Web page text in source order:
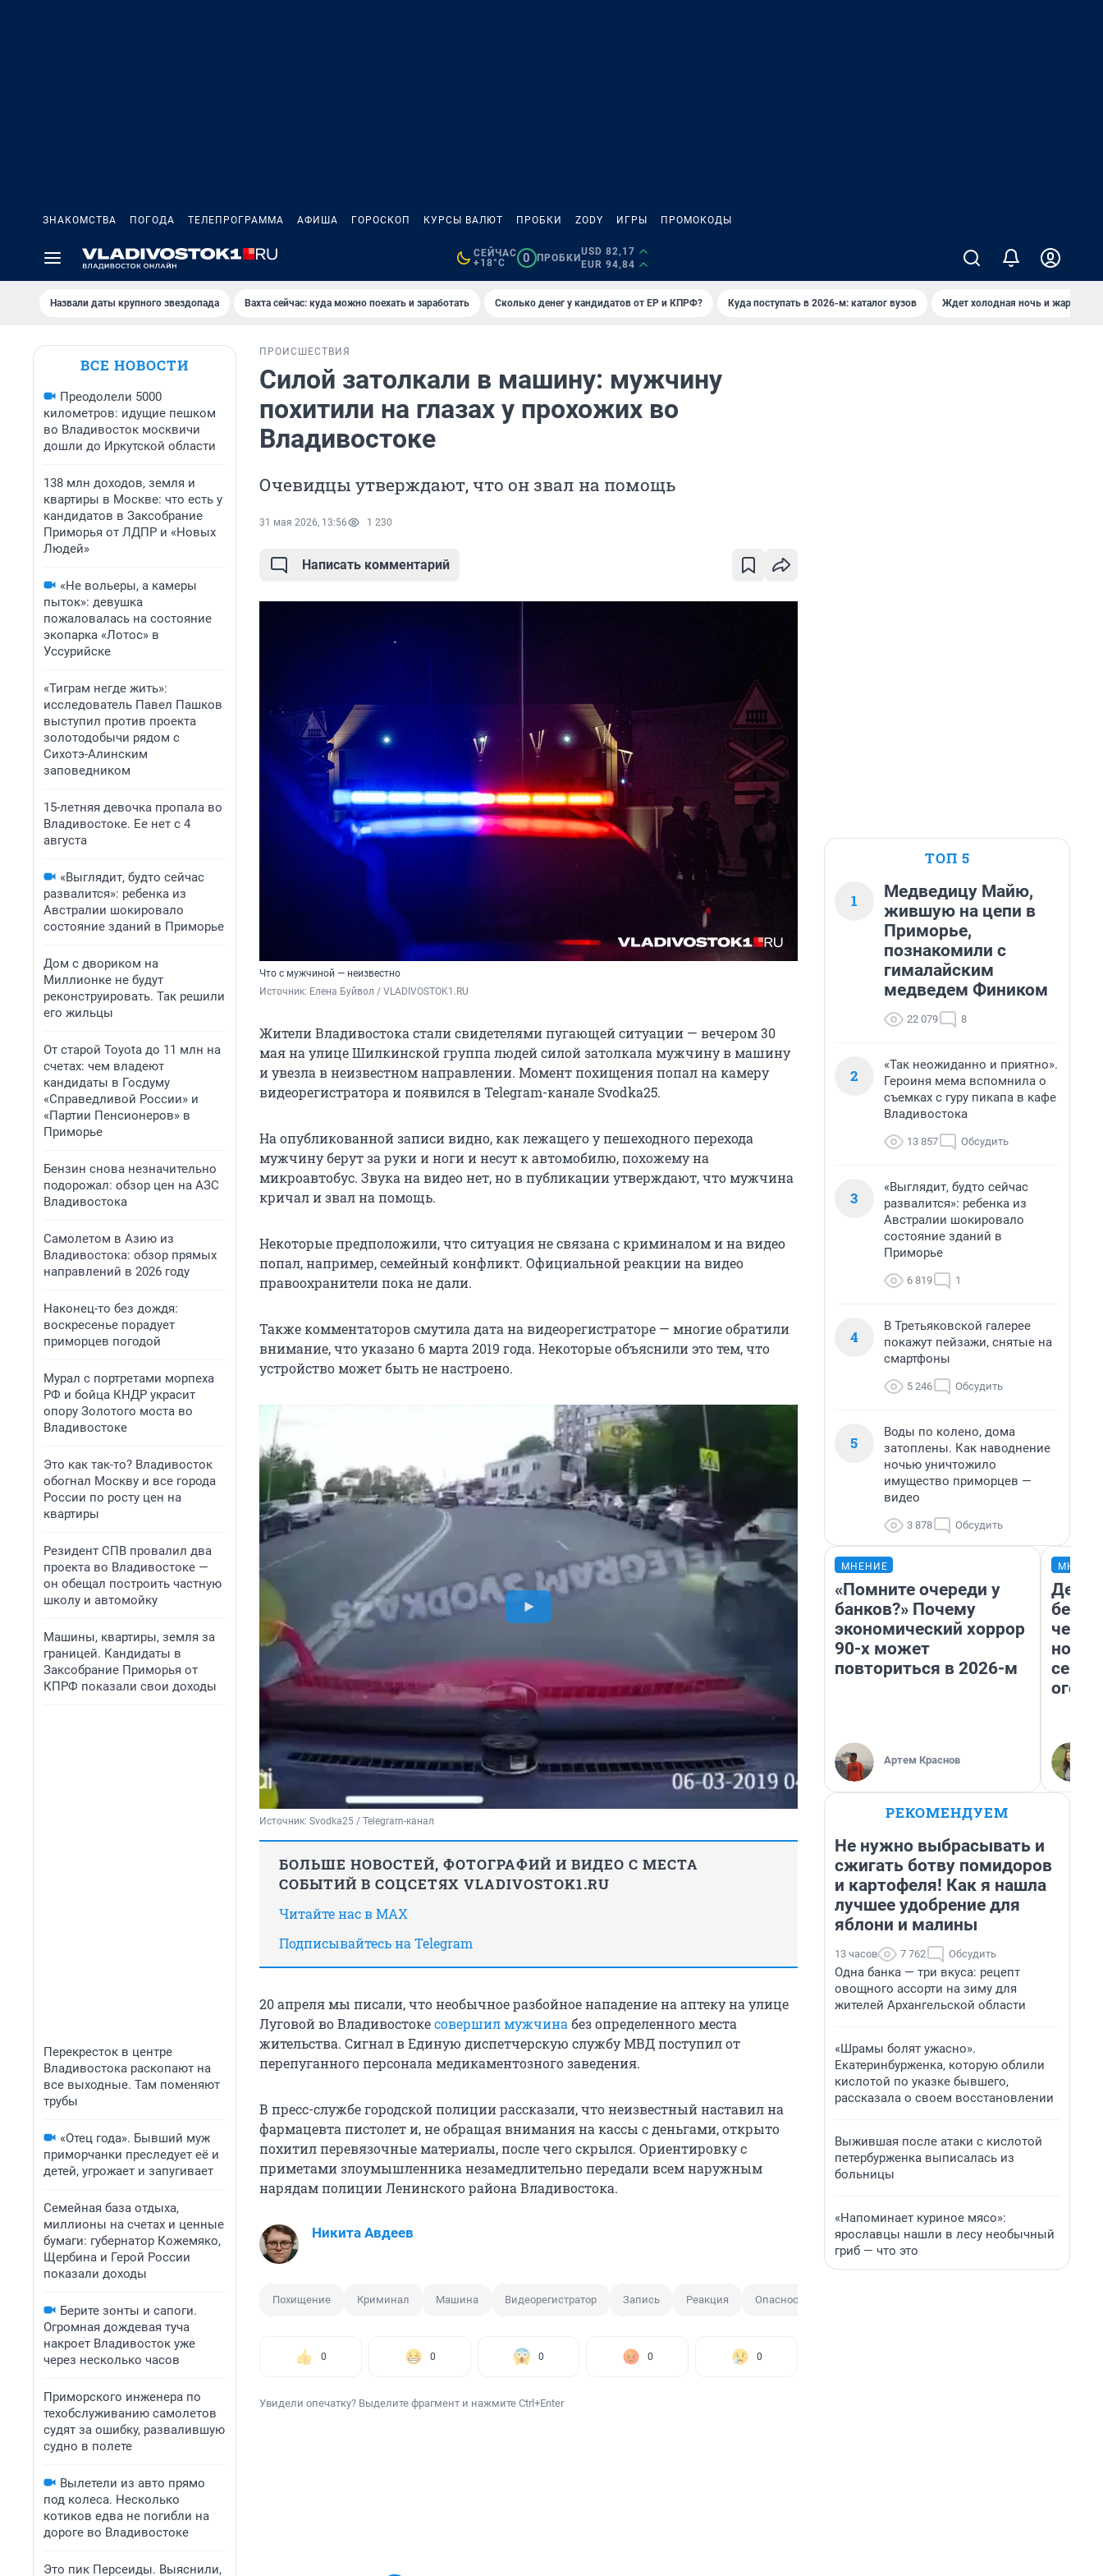
ЗНАКОМСТВА ПОГОДА ТЕЛЕПРОГРАММА АФИША ГОРОСКОП КУРСЫ ВАЛЮТ ПРОБКИ ZODY ИГРЫ ПРОМОКОДЫ
СЕЙЧАС
+18°C
0 ПРОБКИ
USD 82,17
EUR 94,84
Назвали даты крупного звездопада Вахта сейчас: куда можно поехать и заработать Сколько денег у кандидатов от ЕР и КПРФ? Куда поступать в 2026-м: каталог вузов Ждет холодная ночь и жаркий
ВСЕ НОВОСТИ
Преодолели 5000
километров: идущие пешком
во Владивосток москвичи
дошли до Иркутской области
138 млн доходов, земля и
квартиры в Москве: что есть у
кандидатов в Заксобрание
Приморья от ЛДПР и «Новых
Людей»
«Не вольеры, а камеры
пыток»: девушка
пожаловалась на состояние
экопарка «Лотос» в
Уссурийске
«Тиграм негде жить»:
исследователь Павел Пашков
выступил против проекта
золотодобычи рядом с
Сихотэ-Алинским
заповедником
15-летняя девочка пропала во
Владивостоке. Ее нет с 4
августа
«Выглядит, будто сейчас
развалится»: ребенка из
Австралии шокировало
состояние зданий в Приморье
Дом с двориком на
Миллионке не будут
реконструировать. Так решили
его жильцы
От старой Toyota до 11 млн на
счетах: чем владеют
кандидаты в Госдуму
«Справедливой России» и
«Партии Пенсионеров» в
Приморье
Бензин снова незначительно
подорожал: обзор цен на АЗС
Владивостока
Самолетом в Азию из
Владивостока: обзор прямых
направлений в 2026 году
Наконец-то без дождя:
воскресенье порадует
приморцев погодой
Мурал с портретами морпеха
РФ и бойца КНДР украсит
опору Золотого моста во
Владивостоке
Это как так-то? Владивосток
обогнал Москву и все города
России по росту цен на
квартиры
Резидент СПВ провалил два
проекта во Владивостоке —
он обещал построить частную
школу и автомойку
Машины, квартиры, земля за
границей. Кандидаты в
Заксобрание Приморья от
КПРФ показали свои доходы
Перекресток в центре
Владивостока раскопают на
все выходные. Там поменяют
трубы
«Отец года». Бывший муж
приморчанки преследует её и
детей, угрожает и запугивает
Семейная база отдыха,
миллионы на счетах и ценные
бумаги: губернатор Кожемяко,
Щербина и Герой России
показали доходы
Берите зонты и сапоги.
Огромная дождевая туча
накроет Владивосток уже
через несколько часов
Приморского инженера по
техобслуживанию самолетов
судят за ошибку, развалившую
судно в полете
Вылетели из авто прямо
под колеса. Несколько
котиков едва не погибли на
дороге во Владивостоке
Это пик Персеиды. Выяснили,
ПРОИСШЕСТВИЯ
Силой затолкали в машину: мужчину
похитили на глазах у прохожих во
Владивостоке
Очевидцы утверждают, что он звал на помощь
31 мая 2026, 13:56 1 230
Написать комментарий
Что с мужчиной — неизвестно
Источник: Елена Буйвол / VLADIVOSTOK1.RU
Жители Владивостока стали свидетелями пугающей ситуации — вечером 30
мая на улице Шилкинской группа людей силой затолкала мужчину в машину
и увезла в неизвестном направлении. Момент похищения попал на камеру
видеорегистратора и появился в Telegram-канале Svodka25.
На опубликованной записи видно, как лежащего у пешеходного перехода
мужчину берут за руки и ноги и несут к автомобилю, похожему на
микроавтобус. Звука на видео нет, но в публикации утверждают, что мужчина
кричал и звал на помощь.
Некоторые предположили, что ситуация не связана с криминалом и на видео
попал, например, семейный конфликт. Официальной реакции на видео
правоохранители пока не дали.
Также комментаторов смутила дата на видеорегистраторе — многие обратили
внимание, что указано 6 марта 2019 года. Некоторые объяснили это тем, что
устройство может быть не настроено.
Источник: Svodka25 / Telegram-канал
БОЛЬШЕ НОВОСТЕЙ, ФОТОГРАФИЙ И ВИДЕО С МЕСТА
СОБЫТИЙ В СОЦСЕТЯХ VLADIVOSTOK1.RU
Читайте нас в MAX
Подписывайтесь на Telegram
20 апреля мы писали, что необычное разбойное нападение на аптеку на улице
Луговой во Владивостокесовершил мужчина без определенного места
жительства. Сигнал в Единую диспетчерскую службу МВД поступил от
перепуганного персонала медикаментозного заведения.
В пресс-службе городской полиции рассказали, что неизвестный наставил на
фармацевта пистолет и, не обращая внимания на кассы с деньгами, открыто
похитил перевязочные материалы, после чего скрылся. Ориентировку с
приметами злоумышленника незамедлительно передали всем наружным
нарядам полиции Ленинского района Владивостока.
Никита Авдеев
Похищение Криминал Машина Видеорегистратор Запись Реакция Опасность
0 0 0 0 0
Увидели опечатку? Выделите фрагмент и нажмите Ctrl+Enter
ТОП 5
1
Медведицу Майю,
жившую на цепи в
Приморье,
познакомили с
гималайским
медведем Фиником
22 079 8
2
«Так неожиданно и приятно».
Героиня мема вспомнила о
съемках с гуру пикапа в кафе
Владивостока
13 857 Обсудить
3
«Выглядит, будто сейчас
развалится»: ребенка из
Австралии шокировало
состояние зданий в
Приморье
6 819 1
4
В Третьяковской галерее
покажут пейзажи, снятые на
смартфоны
5 246 Обсудить
5
Воды по колено, дома
затоплены. Как наводнение
ночью уничтожило
имущество приморцев —
видео
3 878 Обсудить
МНЕНИЕ
«Помните очереди у
банков?» Почему
экономический хоррор
90-х может
повториться в 2026-м
Артем Краснов
без
РЕКОМЕНДУЕМ
Не нужно выбрасывать и
сжигать ботву помидоров
и картофеля! Как я нашла
лучшее удобрение для
яблони и малины
13 часов 7 762 Обсудить
Одна банка — три вкуса: рецепт
овощного ассорти на зиму для
жителей Архангельской области
«Шрамы болят ужасно».
Екатеринбурженка, которую облили
кислотой по указке бывшего,
рассказала о своем восстановлении
Выжившая после атаки с кислотой
петербурженка выписалась из
больницы
«Напоминает куриное мясо»:
ярославцы нашли в лесу необычный
гриб — что это